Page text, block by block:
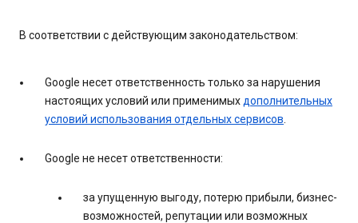
В соответствии с действующим законодательством:
Google несет ответственность только за нарушения
настоящих условий или применимых дополнительных
условий использования отдельных сервисов
Google не несет ответственности:
за упущенную выгоду, потерю прибыли, бизнес-
возможностей, репутации или возможных